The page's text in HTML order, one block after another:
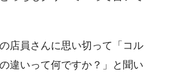
店員さんに思い切って「コル
違いって何ですか？」と聞い